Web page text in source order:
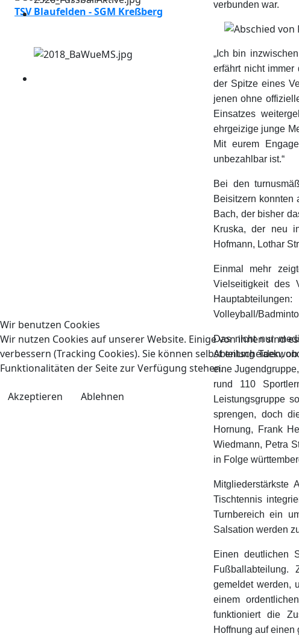
TSV Blaufelden - SGM Kreßberg
verbunden war.
„Ich bin
erfährt nicht immer
der Spitze eines
jenen ohne
Einsatzes
ehrgeizige junge
Mit eurem
unbezahlbar ist.“
Bei den
Beisitzern konnten
Bach, der bisher
Kruska, der neu
Hofmann, Lothar
Einmal mehr
Vielseitigkeit des
Volleyball/
Das nicht nur
Abteilung
eine
rund 110
Leistungsgruppe
sprengen, doch
Hornung, Frank
Wiedmann, Petra
in Folge
Tischtennis
Turnbereich ein
Salsation werden
Einen deutlichen
Fußballabteilung.
gemeldet werden,
einem
funktioniert die
Hoffnung auf einen
Wir benutzen Cookies
Wir nutzen Cookies auf unserer Website. Einige von ihnen sind
verbessern (Tracking Cookies). Sie können selbst entscheiden,
Funktionalitäten der Seite zur Verfügung stehen.
Akzeptieren
Ablehnen